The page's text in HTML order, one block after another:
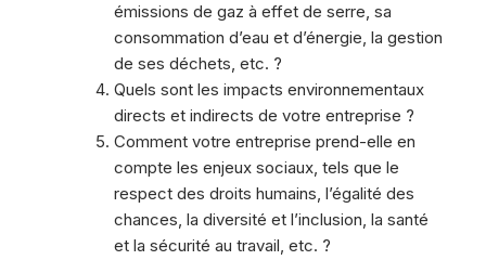
émissions de gaz à effet de serre, sa
consommation d’eau et d’énergie, la gestion
de ses déchets, etc. ?
Quels sont les impacts environnementaux
directs et indirects de votre entreprise ?
Comment votre entreprise prend-elle en
compte les enjeux sociaux, tels que le
respect des droits humains, l’égalité des
chances, la diversité et l’inclusion, la santé
et la sécurité au travail, etc. ?